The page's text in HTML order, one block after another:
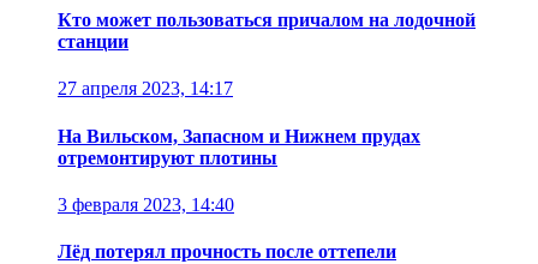
Кто может пользоваться причалом на лодочной
станции
27 апреля 2023, 14:17
На Вильском, Запасном и Нижнем прудах
отремонтируют плотины
3 февраля 2023, 14:40
Лёд потерял прочность после оттепели